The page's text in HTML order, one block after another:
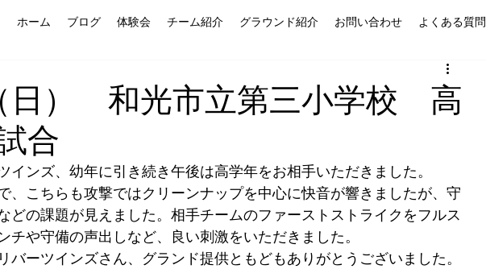
ホーム ブログ 体験会 チーム紹介 グラウンド紹介 お問い合わせ よくある質問
日） 和光市立第三小学校 高
合
インズ、幼年に引き続き午後は高学年をお相手いただきました。
、こちらも攻撃ではクリーンナップを中心に快音が響きましたが、守
どの課題が見えました。相手チームのファーストストライクをフルス
チや守備の声出しなど、良い刺激をいただきました。
バーツインズさん、グランド提供ともどもありがとうございました。